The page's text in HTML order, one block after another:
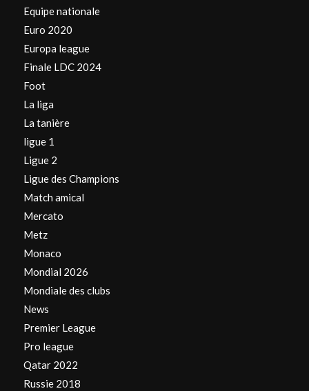
Equipe nationale
Euro 2020
Europa league
Finale LDC 2024
Foot
La liga
La tanière
ligue 1
Ligue 2
Ligue des Champions
Match amical
Mercato
Metz
Monaco
Mondial 2026
Mondiale des clubs
News
Premier League
Pro league
Qatar 2022
Russie 2018